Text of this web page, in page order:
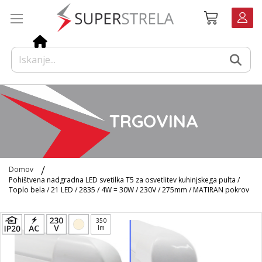
Košarica
TRGOVINA
Domov
Pohištvena nadgradna LED svetilka T5 za osvetlitev kuhinjskega pulta /
Toplo bela / 21 LED / 2835 / 4W = 30W / 230V / 275mm / MATIRAN pokrov
Preskoči
na
galerije
350
lm